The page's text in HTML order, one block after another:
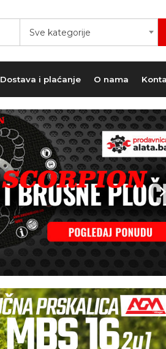
Sve kategorije
Dostava i plaćanje O nama
AKCIJA -20%